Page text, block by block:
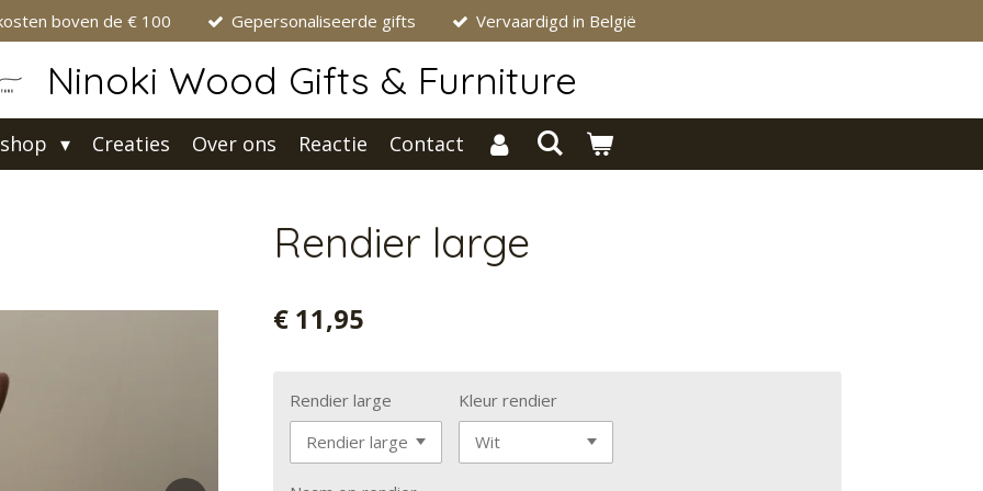
boven de € 100 Gepersonaliseerde gifts Vervaardigd in België
Ninoki Wood Gifts & Furniture
Creaties Over ons Reactie Contact
Rendier large
€ 11,95
Rendier large Kleur rendier